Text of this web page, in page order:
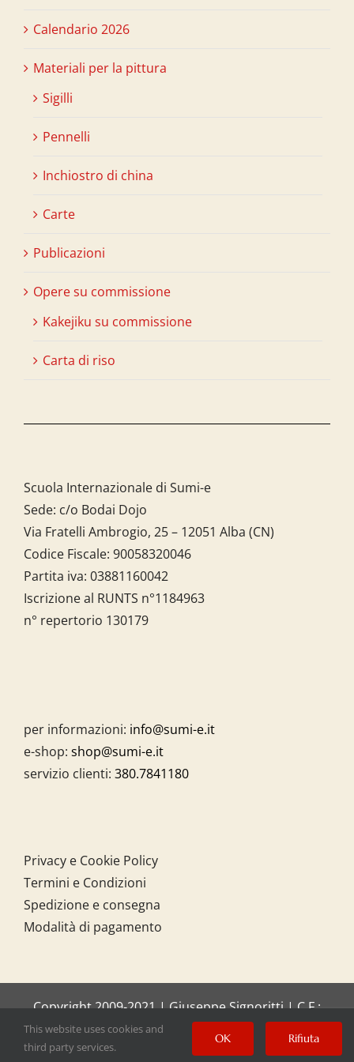
Calendario 2026
Materiali per la pittura
Sigilli
Pennelli
Inchiostro di china
Carte
Publicazioni
Opere su commissione
Kakejiku su commissione
Carta di riso
Scuola Internazionale di Sumi-e
Sede: c/o Bodai Dojo
Via Fratelli Ambrogio, 25 – 12051 Alba (CN)
Codice Fiscale: 90058320046
Partita iva: 03881160042
Iscrizione al RUNTS n°1184963
n° repertorio 130179
per informazioni: info@sumi-e.it
e-shop: shop@sumi-e.it
servizio clienti: 380.7841180
Privacy e Cookie Policy
Termini e Condizioni
Spedizione e consegna
Modalità di pagamento
Copyright 2009-2021 | Giuseppe Signoritti | C.F.:
SGNGPP61C20I158O
This website uses cookies and
third party services.
OK Rifiuta